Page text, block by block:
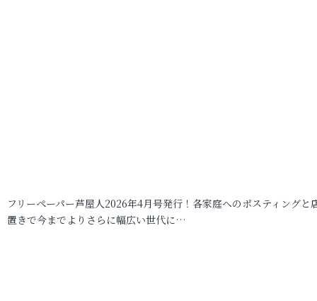
フリーペーパー芦屋人2026年4月号発行！各家庭へのポスティングと
置きで今までよりさらに幅広い世代に…